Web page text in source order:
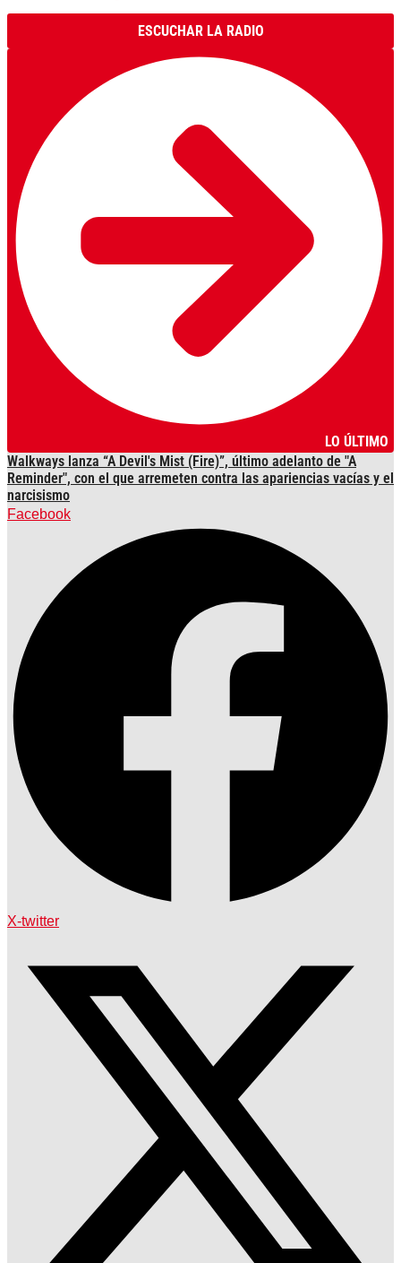
ESCUCHAR LA RADIO
LO ÚLTIMO
Walkways lanza “A Devil's Mist (Fire)”, último adelanto de "A
Reminder", con el que arremeten contra las apariencias vacías y el
narcisismo
Facebook
X-twitter